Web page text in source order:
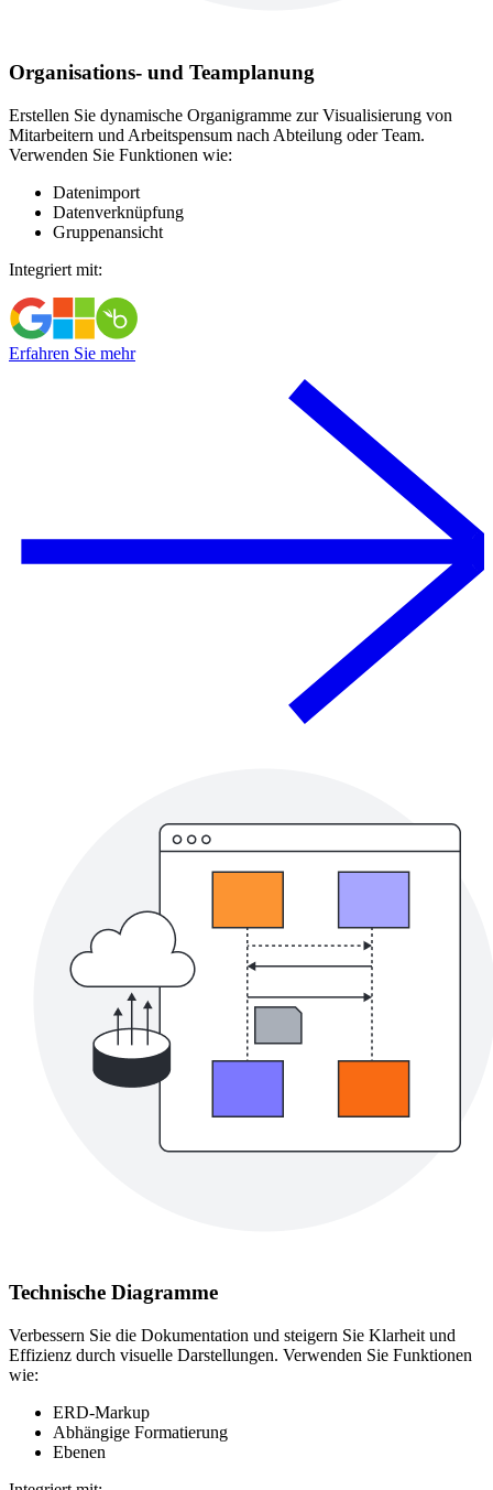
Organisations- und Teamplanung
Erstellen Sie dynamische Organigramme zur Visualisierung von
Mitarbeitern und Arbeitspensum nach Abteilung oder Team.
Verwenden Sie Funktionen wie:
Datenimport
Datenverknüpfung
Gruppenansicht
Integriert mit:
Erfahren Sie mehr
Technische Diagramme
Verbessern Sie die Dokumentation und steigern Sie Klarheit und
Effizienz durch visuelle Darstellungen. Verwenden Sie Funktionen
wie:
ERD-Markup
Abhängige Formatierung
Ebenen